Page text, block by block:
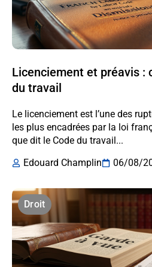
Licenciement et préavis :
du travail
Le licenciement est l’une des
les plus encadrées par la loi
que dit le Code du travail...
Edouard Champlin
06/08/
Droit